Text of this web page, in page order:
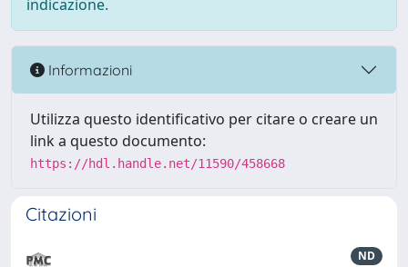
indicazione.
Informazioni
Utilizza questo identificativo per citare o creare un
link a questo documento:
https://hdl.handle.net/11590/458668
Citazioni
ND